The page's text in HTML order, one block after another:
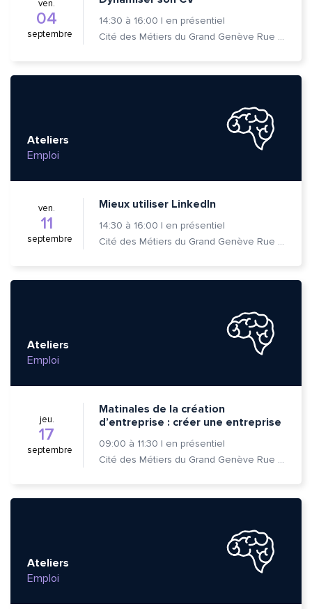
ven.
04
septembre
14:30 à 16:00 | en présentiel
Cité des Métiers du Grand Genève Rue Prévost-Martin 6 1205 Genève
Ateliers
Emploi
ven.
11
septembre
Mieux utiliser LinkedIn
14:30 à 16:00 | en présentiel
Cité des Métiers du Grand Genève Rue Prévost-Martin 6 1205 Genève
Ateliers
Emploi
jeu.
17
septembre
Matinales de la création
d’entreprise : créer une entreprise
09:00 à 11:30 | en présentiel
Cité des Métiers du Grand Genève Rue Prévost-Martin 6 1205 Genève
Ateliers
Emploi